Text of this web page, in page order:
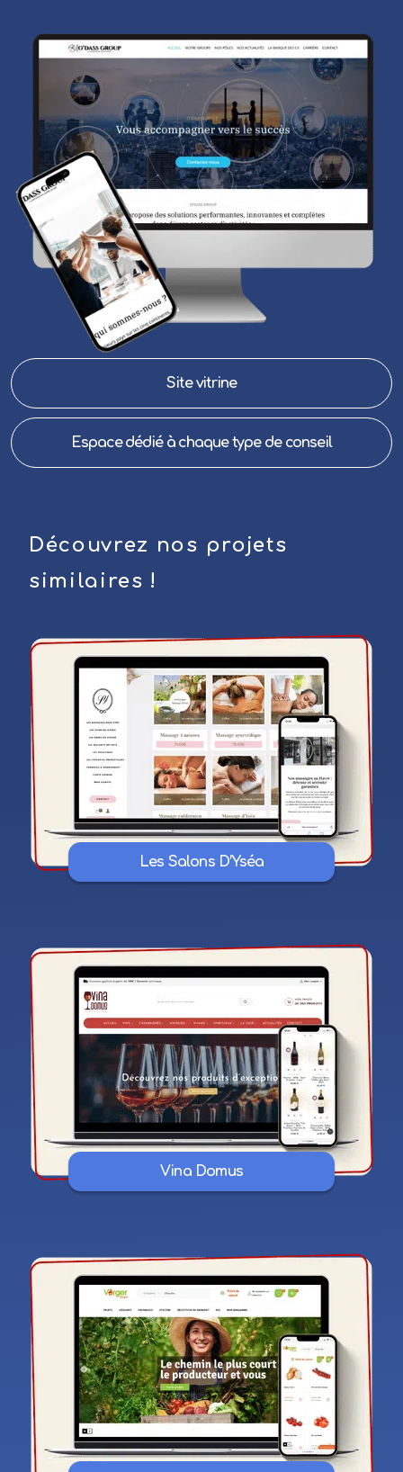
Site vitrine
Espace dédié à chaque type de conseil
Découvrez nos projets
similaires !
Les Salons D’Yséa
Vina Domus